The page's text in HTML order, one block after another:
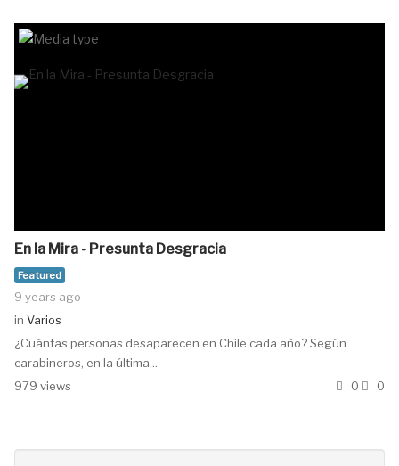
En la Mira - Presunta Desgracia
Featured
9 years ago
in Varios
¿Cuántas personas desaparecen en Chile cada año? Según
carabineros, en la última...
0
0
979 views